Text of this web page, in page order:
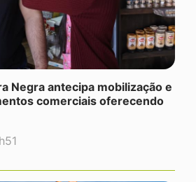
Negra antecipa mobilização e
comerciais oferecendo